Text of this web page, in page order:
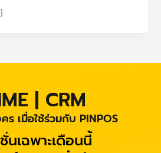
| CRM
ร เมื่อใช้ร่วมกับ PINPOS
นเฉพาะเดือนนี้